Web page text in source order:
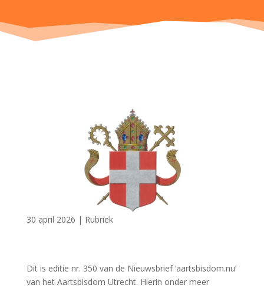
30 april 2026 | Rubriek
Dit is editie nr. 350 van de Nieuwsbrief ‘aartsbisdom.nu’
van het Aartsbisdom Utrecht. Hierin onder meer